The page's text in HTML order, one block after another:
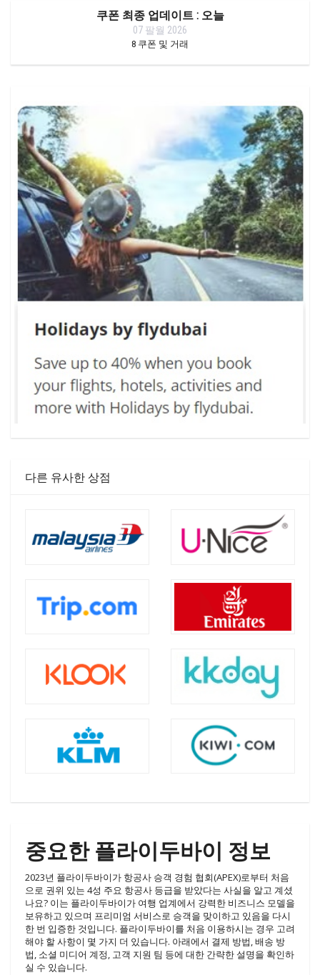
쿠폰 최종 업데이트 : 오늘
07 팔월 2026
8 쿠폰 및 거래
다른 유사한 상점
중요한 플라이두바이 정보
2023년 플라이두바이가 항공사 승객 경험 협회(APEX)로부터 처음
으로 권위 있는 4성 주요 항공사 등급을 받았다는 사실을 알고 계셨
나요? 이는 플라이두바이가 여행 업계에서 강력한 비즈니스 모델을
보유하고 있으며 프리미엄 서비스로 승객을 맞이하고 있음을 다시
한 번 입증한 것입니다. 플라이두바이를 처음 이용하시는 경우 고려
해야 할 사항이 몇 가지 더 있습니다. 아래에서 결제 방법, 배송 방
법, 소셜 미디어 계정, 고객 지원 팀 등에 대한 간략한 설명을 확인하
실 수 있습니다.